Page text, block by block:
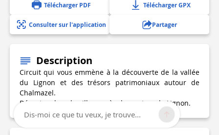
Télécharger PDF Télécharger GPX
Consulter sur l'application Partager
Description
Circuit qui vous emmène à la découverte de la vallée
du Lignon et des trésors patrimoniaux autour de
Chalmazel.
Départ au bas du village près du pont sur le Lignon.
Dis-moi ce que tu veux, je trouve...